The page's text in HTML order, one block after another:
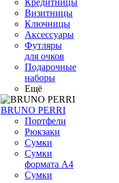
Кредитницы
Визитницы
Ключницы
Аксессуары
Футляры
для очков
Подарочные
наборы
Ещё
BRUNO PERRI
Портфели
Рюкзаки
Сумки
Сумки
формата А4
Сумки